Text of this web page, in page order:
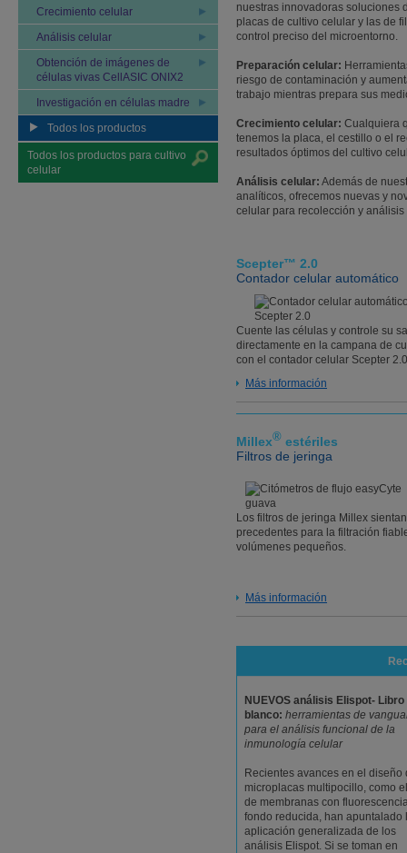
Crecimiento celular
Análisis celular
Obtención de imágenes de
células vivas CellASIC ONIX2
Investigación en células madre
Todos los productos
Todos los productos para cultivo
celular
nuestras innovadoras soluciones
placas de cultivo celular y las de
control preciso del microentorno.
Preparación celular:
riesgo de contaminación y
trabajo mientras prepara sus
Crecimiento celular: Cualquiera
tenemos la placa, el cestillo o el
resultados óptimos del cultivo
Análisis celular: Además de
analíticos, ofrecemos nuevas y
celular para recolección y
Scepter™ 2.0
Contador celular automático
Cuente las células y controle su
directamente en la campana de
con el contador celular Scepter 2.0
Más información
Millex® estériles
Filtros de jeringa
Los filtros de jeringa Millex sientan
precedentes para la filtración
volúmenes pequeños.
Más información
NUEVOS análisis Elispot- Libro
blanco: herramientas de
para el análisis funcional de la
inmunología celular
Recientes avances en el diseño
microplacas multipocillo, como
de membranas con
fondo reducida, han apuntalado
aplicación generalizada de los
análisis Elispot. Si se toman en